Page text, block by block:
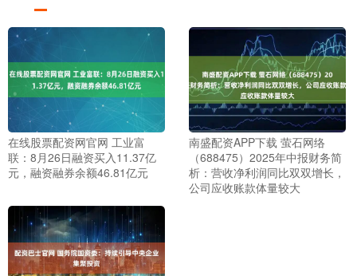
在线股票配资网官网 工业富
联：8月26日融资买入11.37亿
元，融资融券余额46.81亿元
南盛配资APP下载 萤石网络
（688475）2025年中报财务简
析：营收净利润同比双双增长，
公司应收账款体量较大